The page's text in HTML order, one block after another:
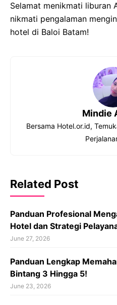
Selamat menikmati liburan
nikmati pengalaman
hotel di Baloi Batam!
Mindie
Bersama Hotel.or.id,
Related Post
Panduan Profesional
Hotel dan Strategi
June 27, 2026
Panduan Lengkap
Bintang 3 Hingga 5!
June 23, 2026